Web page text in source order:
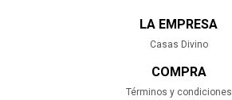
LA EMPRESA
Casas Divino
COMPRA
Términos y condiciones